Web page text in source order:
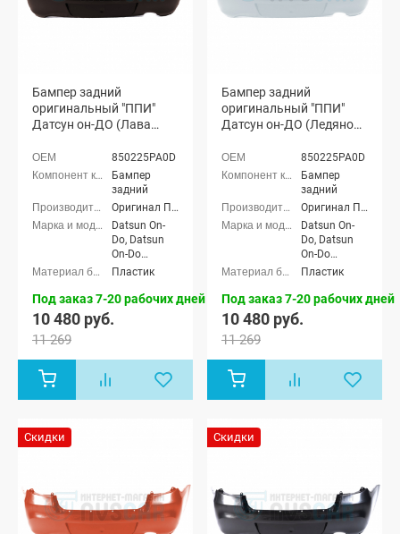
Бампер задний
оригинальный "ППИ"
Датсун он-ДО (Лава
850225PA0D
Бампер
задний
Оригинал ППИ
Datsun On-
Do, Datsun
On-Do
Рестайлинг
Пластик
Под заказ 7-20 рабочих дней
10 480 руб.
11 269
Бампер задний
оригинальный "ППИ"
Датсун он-ДО (Ледяной
850225PA0D
Бампер
задний
Оригинал ППИ
Datsun On-
Do, Datsun
On-Do
Рестайлинг
Пластик
Под заказ 7-20 рабочих дней
10 480 руб.
11 269
Скидки Скидки